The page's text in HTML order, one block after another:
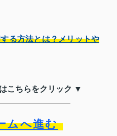
る方法とは？メリットや
こちらをクリック ▼
ムへ進む